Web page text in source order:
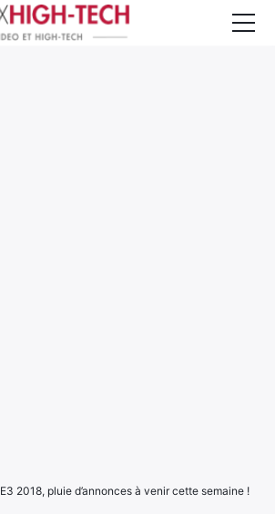
E3 2018, pluie d’annonces à venir cette semaine !